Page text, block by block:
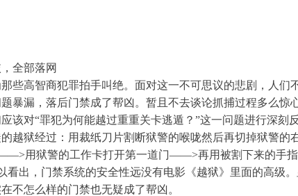
全部落网
高智商犯罪拍手叫绝。面对这一不可思议的悲剧，人们
暴漏，落后门禁成了帮凶。暂且不去谈论抓捕过程多么惊
该对“罪犯为何能越过重重关卡逃遁？”这一问题进行深刻反
狱经过：用裁纸刀片割断狱警的喉咙然后再切掉狱警的
用狱警的工作卡打开第一道门——>再用被割下来的手指
出，门禁系统的安全性远没有电影《越狱》里面的高级。
不怎么样的门禁也无疑成了帮凶。